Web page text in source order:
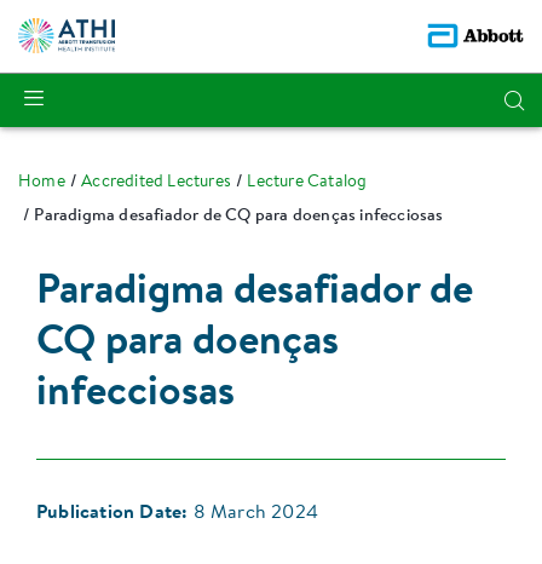
Home Accredited Lectures
Lecture Catalog
Paradigma desafiador de CQ para doenças infecciosas
Paradigma desafiador de
CQ para doenças
infecciosas
Publication Date: 8 March 2024